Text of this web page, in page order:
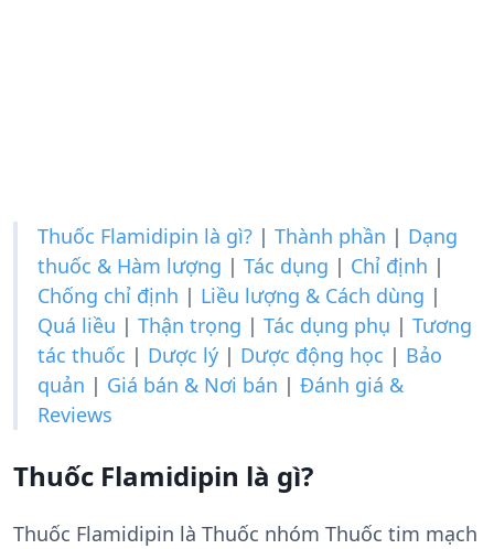
Thuốc Flamidipin là gì? | Thành phần | Dạng
thuốc & Hàm lượng | Tác dụng | Chỉ định |
Chống chỉ định | Liều lượng & Cách dùng |
Quá liều | Thận trọng | Tác dụng phụ | Tương
tác thuốc | Dược lý | Dược động học | Bảo
quản | Giá bán & Nơi bán | Đánh giá &
Reviews
Thuốc Flamidipin là gì?
Thuốc Flamidipin là Thuốc nhóm Thuốc tim mạch